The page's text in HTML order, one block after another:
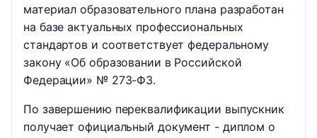
материал образовательного плана разработан
на базе актуальных профессиональных
стандартов и соответствует федеральному
закону «Об образовании в Российской
Федерации» № 273-ФЗ.
По завершению переквалификации выпускник
получает официальный документ - диплом о